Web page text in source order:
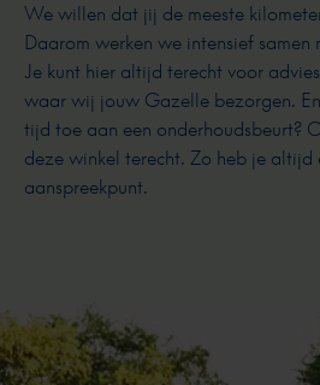
We willen dat jij de meeste
Daarom werken we intensief samen
Je kunt hier altijd terecht voor
waar wij jouw Gazelle bezorgen.
tijd toe aan een onderhoudsbeurt?
deze winkel terecht. Zo heb je altijd
aanspreekpunt.